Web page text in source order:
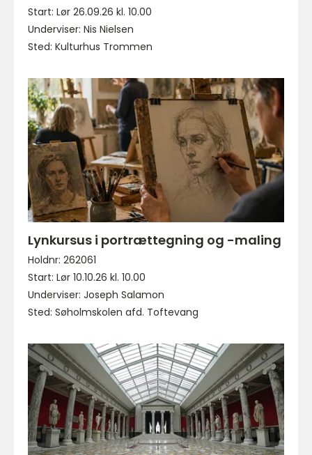
Start: Lør 26.09.26 kl. 10.00
Underviser: Nis Nielsen
Sted: Kulturhus Trommen
Lynkursus i portrættegning og -maling
Holdnr: 262061
Start: Lør 10.10.26 kl. 10.00
Underviser: Joseph Salamon
Sted: Søholmskolen afd. Toftevang